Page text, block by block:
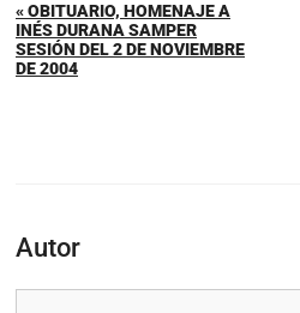
« OBITUARIO, HOMENAJE A
INÉS DURANA SAMPER
SESIÓN DEL 2 DE NOVIEMBRE
DE 2004
Autor